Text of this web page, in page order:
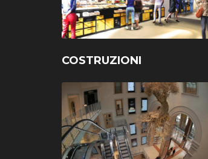
COSTRUZIONI